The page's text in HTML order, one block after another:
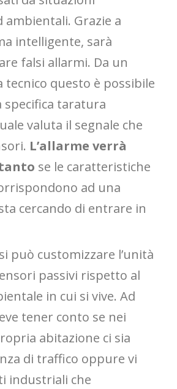
ambientali. Grazie a
intelligente, sarà
falsi allarmi. Da un
tecnico questo è possibile
specifica taratura
valuta il segnale che
L’allarme verrà
se le caratteristiche
ad una
cercando di entrare in
può customizzare l’unità
passivi rispetto al
in cui si vive. Ad
tener conto se nei
abitazione ci sia
di traffico oppure vi
industriali che